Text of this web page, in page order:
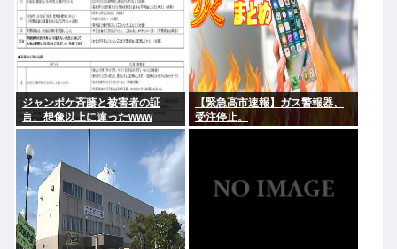
ジャンポケ斉藤と被害者の証
言、想像以上に違ったwww
【緊急高市速報】ガス警報器、
受注停止。